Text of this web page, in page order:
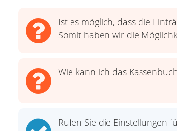
Ist es möglich, dass die
Somit haben wir die
Wie kann ich das
Rufen Sie die Einstellungen